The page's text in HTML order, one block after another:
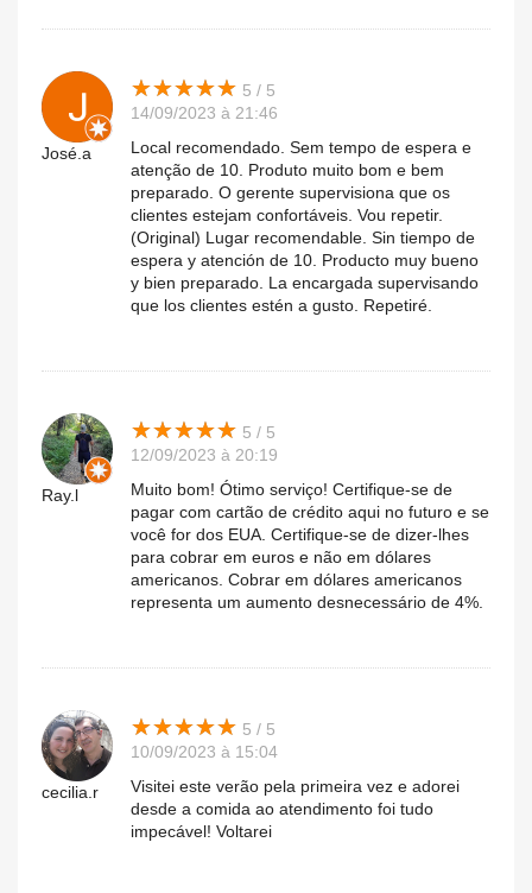
José.a
★★★★★
★★★★★ 5 / 5
14/09/2023 à 21:46
Local recomendado. Sem tempo de espera e
atenção de 10. Produto muito bom e bem
preparado. O gerente supervisiona que os
clientes estejam confortáveis. Vou repetir.
(Original) Lugar recomendable. Sin tiempo de
espera y atención de 10. Producto muy bueno
y bien preparado. La encargada supervisando
que los clientes estén a gusto. Repetiré.
Ray.l
★★★★★
★★★★★ 5 / 5
12/09/2023 à 20:19
Muito bom! Ótimo serviço! Certifique-se de
pagar com cartão de crédito aqui no futuro e se
você for dos EUA. Certifique-se de dizer-lhes
para cobrar em euros e não em dólares
americanos. Cobrar em dólares americanos
representa um aumento desnecessário de 4%.
cecilia.r
★★★★★
★★★★★ 5 / 5
10/09/2023 à 15:04
Visitei este verão pela primeira vez e adorei
desde a comida ao atendimento foi tudo
impecável! Voltarei